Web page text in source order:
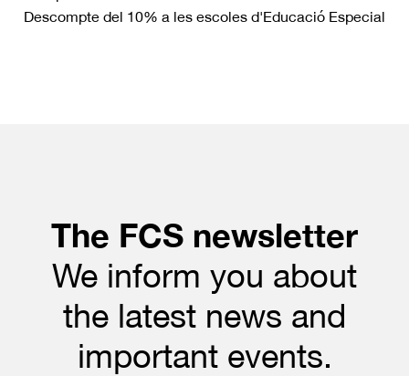
Descompte del 10% a les escoles d'Educació Especial
The FCS newsletter
We inform you about
the latest news and
important events.